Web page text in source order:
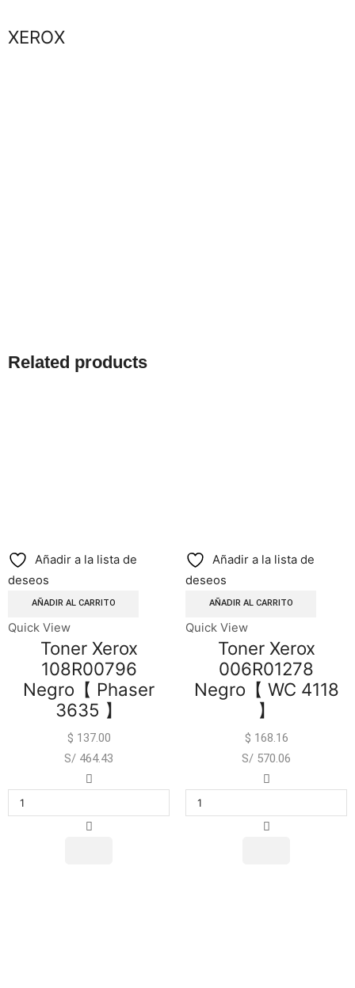
XEROX
Related products
Añadir a la lista de
deseos
AÑADIR AL CARRITO
Quick View
Toner Xerox
108R00796
Negro【 Phaser
3635 】
$ 137.00
S/ 464.43
Añadir a la lista de
deseos
AÑADIR AL CARRITO
Quick View
Toner Xerox
006R01278
Negro【 WC 4118
】
$ 168.16
S/ 570.06